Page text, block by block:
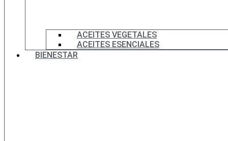
ACEITES VEGETALES
ACEITES ESENCIALES
BIENESTAR